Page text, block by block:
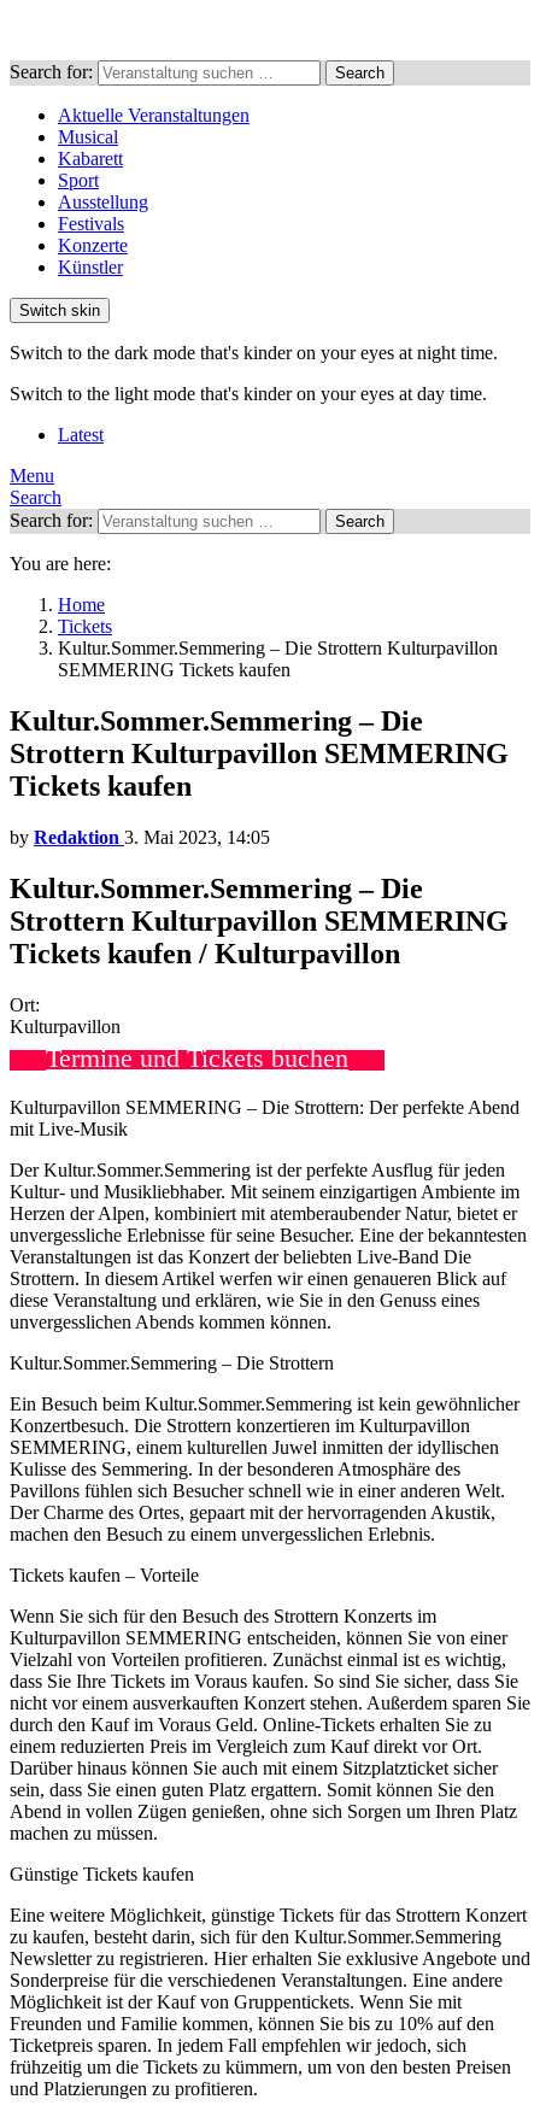
Search for: Search
Aktuelle Veranstaltungen
Musical
Kabarett
Sport
Ausstellung
Festivals
Konzerte
Künstler
Switch skin
Switch to the dark mode that's kinder on your eyes at night time.
Switch to the light mode that's kinder on your eyes at day time.
Latest
Menu
Search
Search for:
Search
You are here:
Home
Tickets
Kultur.Sommer.Semmering – Die Strottern Kulturpavillon
SEMMERING Tickets kaufen
Kultur.Sommer.Semmering – Die
Strottern Kulturpavillon SEMMERING
Tickets kaufen
by Redaktion 3. Mai 2023, 14:05
Kultur.Sommer.Semmering – Die
Strottern Kulturpavillon SEMMERING
Tickets kaufen / Kulturpavillon
Ort:
Kulturpavillon
Termine und Tickets buchen
Kulturpavillon SEMMERING – Die Strottern: Der perfekte Abend
mit Live-Musik
Der Kultur.Sommer.Semmering ist der perfekte Ausflug für jeden
Kultur- und Musikliebhaber. Mit seinem einzigartigen Ambiente im
Herzen der Alpen, kombiniert mit atemberaubender Natur, bietet er
unvergessliche Erlebnisse für seine Besucher. Eine der bekanntesten
Veranstaltungen ist das Konzert der beliebten Live-Band Die
Strottern. In diesem Artikel werfen wir einen genaueren Blick auf
diese Veranstaltung und erklären, wie Sie in den Genuss eines
unvergesslichen Abends kommen können.
Kultur.Sommer.Semmering – Die Strottern
Ein Besuch beim Kultur.Sommer.Semmering ist kein gewöhnlicher
Konzertbesuch. Die Strottern konzertieren im Kulturpavillon
SEMMERING, einem kulturellen Juwel inmitten der idyllischen
Kulisse des Semmering. In der besonderen Atmosphäre des
Pavillons fühlen sich Besucher schnell wie in einer anderen Welt.
Der Charme des Ortes, gepaart mit der hervorragenden Akustik,
machen den Besuch zu einem unvergesslichen Erlebnis.
Tickets kaufen – Vorteile
Wenn Sie sich für den Besuch des Strottern Konzerts im
Kulturpavillon SEMMERING entscheiden, können Sie von einer
Vielzahl von Vorteilen profitieren. Zunächst einmal ist es wichtig,
dass Sie Ihre Tickets im Voraus kaufen. So sind Sie sicher, dass Sie
nicht vor einem ausverkauften Konzert stehen. Außerdem sparen Sie
durch den Kauf im Voraus Geld. Online-Tickets erhalten Sie zu
einem reduzierten Preis im Vergleich zum Kauf direkt vor Ort.
Darüber hinaus können Sie auch mit einem Sitzplatzticket sicher
sein, dass Sie einen guten Platz ergattern. Somit können Sie den
Abend in vollen Zügen genießen, ohne sich Sorgen um Ihren Platz
machen zu müssen.
Günstige Tickets kaufen
Eine weitere Möglichkeit, günstige Tickets für das Strottern Konzert
zu kaufen, besteht darin, sich für den Kultur.Sommer.Semmering
Newsletter zu registrieren. Hier erhalten Sie exklusive Angebote und
Sonderpreise für die verschiedenen Veranstaltungen. Eine andere
Möglichkeit ist der Kauf von Gruppentickets. Wenn Sie mit
Freunden und Familie kommen, können Sie bis zu 10% auf den
Ticketpreis sparen. In jedem Fall empfehlen wir jedoch, sich
frühzeitig um die Tickets zu kümmern, um von den besten Preisen
und Platzierungen zu profitieren.